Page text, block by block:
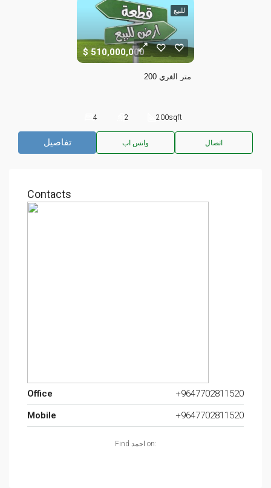
للبيع
510,000,000
200 متر الغري
4 2 200sqft
تفاصيل واتس اب اتصال
Contacts
Office
+9647702811520
Mobile
+9647702811520
Find احمد on: